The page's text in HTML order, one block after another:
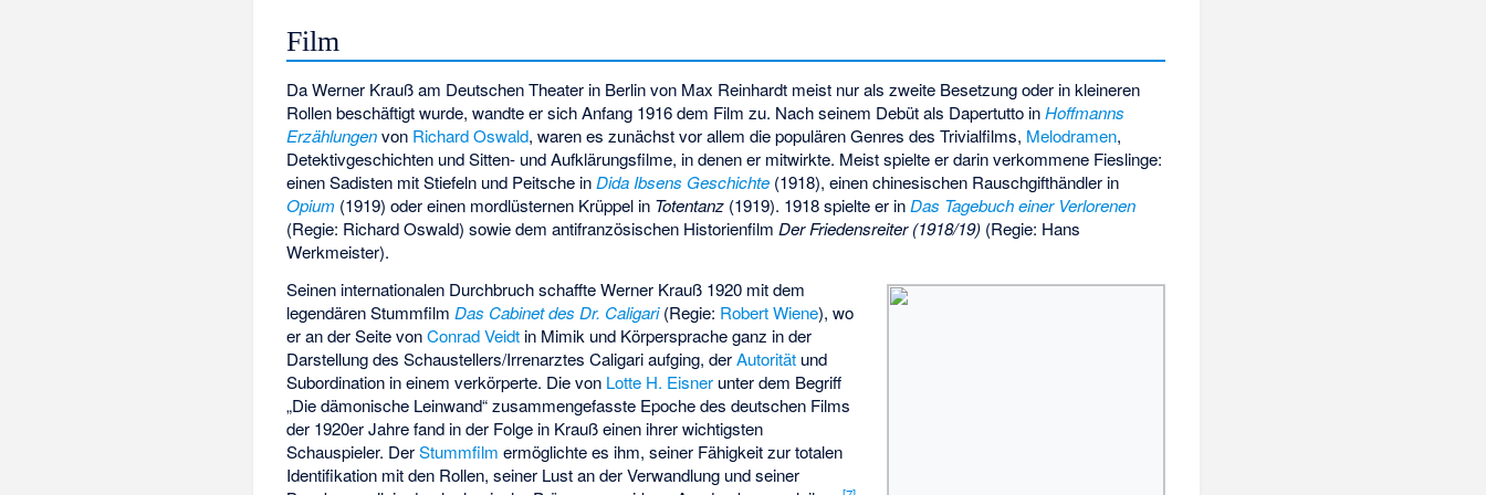
Film
Da Werner Krauß am Deutschen Theater in Berlin von Max Reinhardt meist nur als zweite Besetzung oder in kleineren
Rollen beschäftigt wurde, wandte er sich Anfang 1916 dem Film zu. Nach seinem Debüt als Dapertutto inHoffmanns
Erzählungenvon Richard Oswald, waren es zunächst vor allem die populären Genres des Trivialfilms, Melodramen,
Detektivgeschichten und Sitten- und Aufklärungsfilme, in denen er mitwirkte. Meist spielte er darin verkommene Fieslinge:
einen Sadisten mit Stiefeln und Peitsche inDida Ibsens Geschichte (1918), einen chinesischen Rauschgifthändler in
Opium (1919) oder einen mordlüsternen Krüppel in Totentanz (1919). 1918 spielte er inDas Tagebuch einer Verlorenen
(Regie: Richard Oswald) sowie dem antifranzösischen HistorienfilmDer Friedensreiter (1918/19) (Regie: Hans
Werkmeister).
Seinen internationalen Durchbruch schaffte Werner Krauß 1920 mit dem
legendären StummfilmDas Cabinet des Dr. Caligari(Regie: Robert Wiene), wo
er an der Seite vonConrad Veidt in Mimik und Körpersprache ganz in der
Darstellung des Schaustellers/Irrenarztes Caligari aufging, derAutorität und
Subordination in einem verkörperte. Die von Lotte H. Eisner unter dem Begriff
„Die dämonische Leinwand“ zusammengefasste Epoche des deutschen Films
der 1920er Jahre fand in der Folge in Krauß einen ihrer wichtigsten
Schauspieler. DerStummfilm ermöglichte es ihm, seiner Fähigkeit zur totalen
Identifikation mit den Rollen, seiner Lust an der Verwandlung und seiner